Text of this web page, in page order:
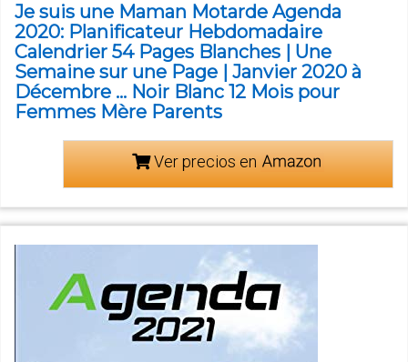
Je suis une Maman Motarde Agenda
2020: Planificateur Hebdomadaire
Calendrier 54 Pages Blanches | Une
Semaine sur une Page | Janvier 2020 à
Décembre ... Noir Blanc 12 Mois pour
Femmes Mère Parents
Ver precios en